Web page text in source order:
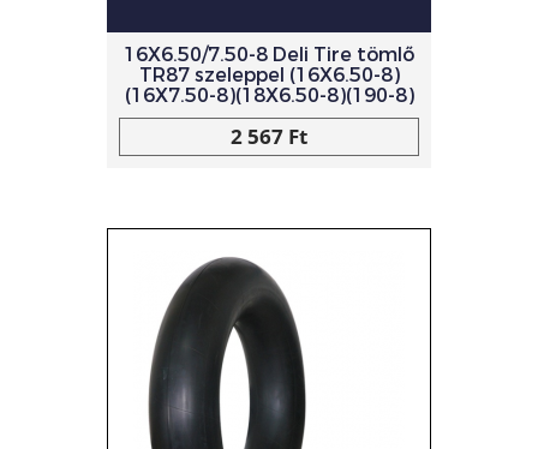
16X6.50/7.50-8 Deli Tire tömlő
TR87 szeleppel (16X6.50-8)
(16X7.50-8)(18X6.50-8)(190-8)
2 567 Ft